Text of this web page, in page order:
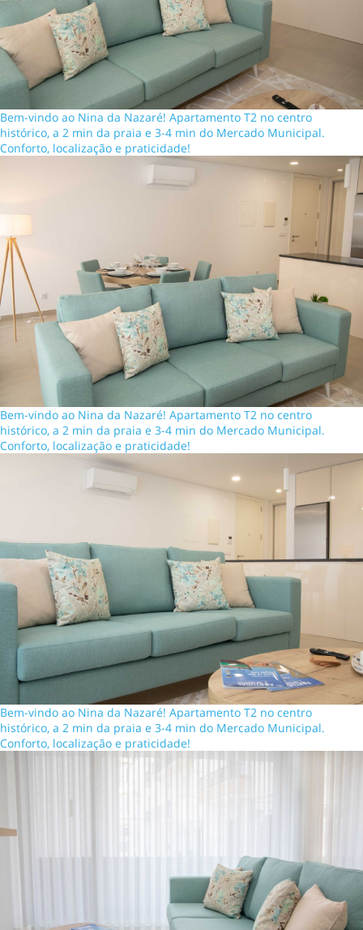
Bem-vindo ao Nina da Nazaré! Apartamento T2 no centro
histórico, a 2 min da praia e 3-4 min do Mercado Municipal.
Conforto, localização e praticidade!
Bem-vindo ao Nina da Nazaré! Apartamento T2 no centro
histórico, a 2 min da praia e 3-4 min do Mercado Municipal.
Conforto, localização e praticidade!
Bem-vindo ao Nina da Nazaré! Apartamento T2 no centro
histórico, a 2 min da praia e 3-4 min do Mercado Municipal.
Conforto, localização e praticidade!